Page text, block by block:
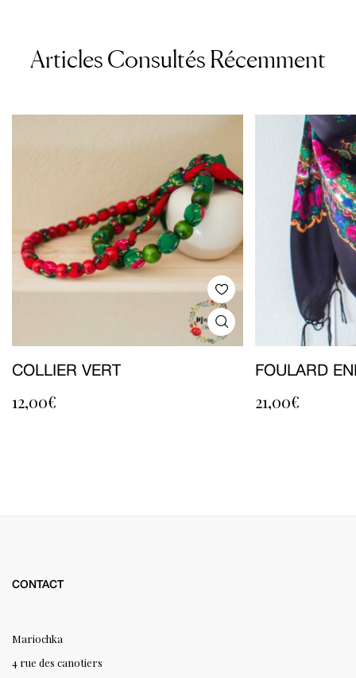
Articles Consultés Récemment
COLLIER VERT
12,00€
FOULARD
21,00€
CONTACT
Mariochka
4 rue des canotiers